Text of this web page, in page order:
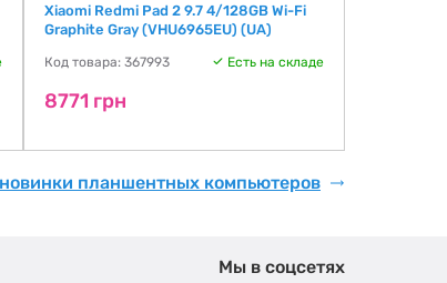
Xiaomi Redmi Pad 2 9.7 4/128GB Wi-Fi
Graphite Gray (VHU6965EU) (UA)
Код товара: 367993 Есть на складе
8771 грн
планшентных компьютеров
Мы в соцсетях